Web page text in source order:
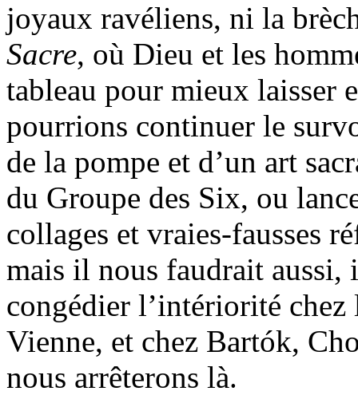
joyaux ravéliens, ni la
Sacre, où Dieu et les
tableau pour mieux laisser
pourrions continuer le
de la pompe et d’un art
du Groupe des Six, ou
collages et vraies-fausses
mais il nous faudrait aussi,
congédier l’intériorité chez
Vienne, et chez Bartók,
nous arrêterons là.